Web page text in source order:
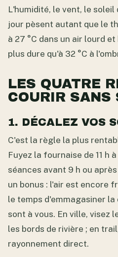
L'humidité, le vent, le
jour pèsent autant que le
à 27 °C dans un air lourd
plus dure qu'à 32 °C à
LES QUATRE
COURIR SANS
1. DÉCALEZ VOS
C'est la règle la plus
Fuyez la fournaise de 11 h
séances avant 9 h ou
un bonus : l'air est encore
le temps d'emmagasiner
sont à vous. En ville, visez
les bords de rivière ; en
rayonnement direct.